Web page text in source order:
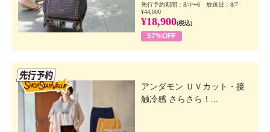
先行予約期間：8/4〜6 放送日：8/7
¥44,000
¥18,900(税込)
57%OFF
アンダモン ＵＶカット・接
触冷感 さらさら！...